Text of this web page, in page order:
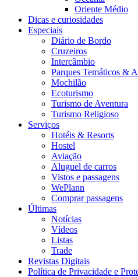
Oriente Médio
Dicas e curiosidades
Especiais
Diário de Bordo
Cruzeiros
Intercâmbio
Parques Temáticos &
Mochilão
Ecoturismo
Turismo de Aventura
Turismo Religioso
Serviços
Hotéis & Resorts
Hostel
Aviação
Aluguel de carros
Vistos e passagens
WePlann
Comprar passagens
Últimas
Notícias
Vídeos
Listas
Trade
Revistas Digitais
Política de Privacidade e